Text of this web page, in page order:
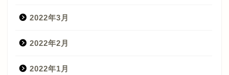
2022年3月
2022年2月
2022年1月